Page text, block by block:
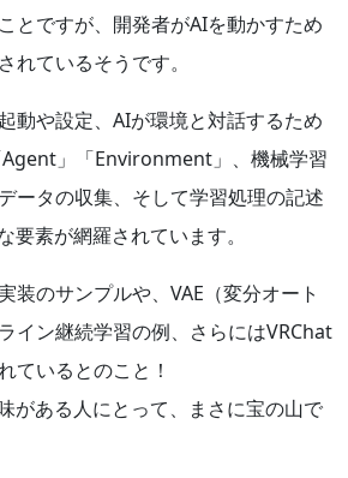
とですが、開発者がAIを動かすため
れているそうです。
動や設定、AIが環境と対話するため
」「Environment」、機械学習
ータの収集、そして学習処理の記述
要素が網羅されています。
装のサンプルや、VAE（変分オート
イン継続学習の例、さらにはVRChat
ているとのこと！
がある人にとって、まさに宝の山で